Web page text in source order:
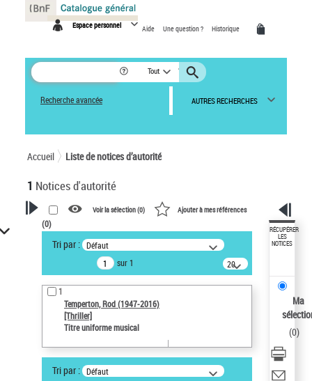
Espace personnel Aide Une question ? Historique
Tout
Recherche avancée AUTRES RECHERCHES
Accueil Liste de notices d’autorité
1 Notices d'autorité
VOTRE RECHERCHE
Recherche avancée dans les
notices d’autorité
Œuvres liées à l'auteur :
Temperton, Rod (1947-2016)
Type de notice d'autorité
Voir la sélection (0) Ajouter à mes références
(0)
Tri par : Défaut
sur 1
20
résultats/page
1
Temperton, Rod (1947-2016)
[Thriller]
Titre uniforme musical
Tri par : Défaut
RÉCUPÉRER
LES
NOTICES
Ma
(0)
Panneau de gestion des cookies